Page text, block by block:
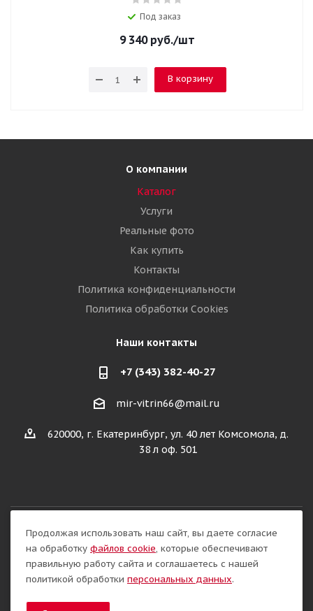
Под заказ
9 340руб./шт
В корзину
О компании
Каталог
Услуги
Реальные фото
Как купить
Контакты
Политика конфиденциальности
Политика обработки Cookies
Наши контакты
+7 (343) 382-40-27
mir-vitrin66@mail.ru
620000, г. Екатеринбург, ул. 40 лет Комсомола, д.
38 л оф. 501
Разработка сайта:
Продолжая использовать наш сайт, вы даете согласие
на обработку файлов cookie, которые обеспечивают
правильную работу сайта и соглашаетесь с нашей
политикой обработки персональных данных.